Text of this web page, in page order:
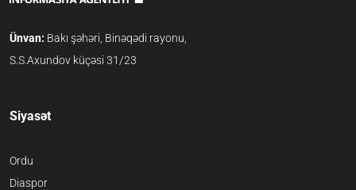
Ünvan: Bakı şəhəri, Binəqədi rayonu,
S.S.Axundov küçəsi 31/23
Siyasət
Ordu
Diaspor